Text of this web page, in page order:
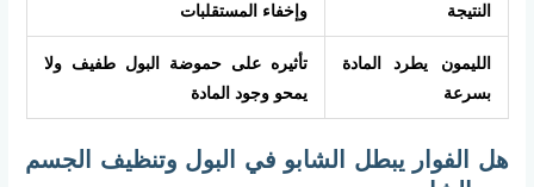
النتيجة وإخفاء المستقلبات
الليمون يطرد المادة
بسرعة
تأثيره على حموضة البول طفيف ولا
يمحو وجود المادة
هل الفوار يبطل الشابو في البول وتنظيف الجسم